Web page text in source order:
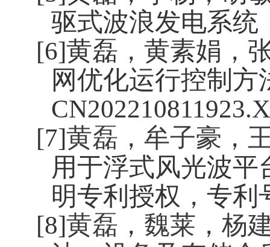
驱式波浪发电系统
[6]黄磊，黄素娟，
网优化运行控制方
CN202210811923.X
[7]黄磊 ， 牟子豪 ，
用于浮式风光波
明专利授权，专利
[8]黄磊 ， 魏莱 ， 杨